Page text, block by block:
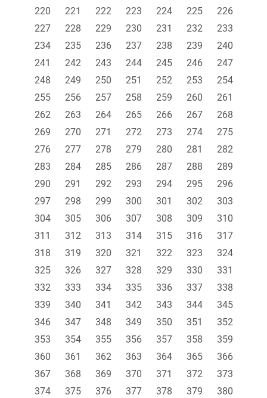
220
221 222 223 224 225
226
227
228 229 230 231 232
233
234
235 236 237 238 239
240
241
242 243 244 245 246
247
248
249 250 251 252 253
254
255
256 257 258 259 260
261
262
263 264 265 266 267
268
269
270 271 272 273 274
275
276
277 278 279 280 281
282
283
284 285 286 287 288
289
290
291 292 293 294 295
296
297
298 299 300 301 302
303
304
305 306 307 308 309
310
311
312 313 314 315 316
317
318
319 320 321 322 323
324
325
326 327 328 329 330
331
332
333 334 335 336 337
338
339
340 341 342 343 344
345
346
347 348 349 350 351
352
353
354 355 356 357 358
359
360
361 362 363 364 365
366
367
368 369 370 371 372
373
374
375 376 377 378 379
380